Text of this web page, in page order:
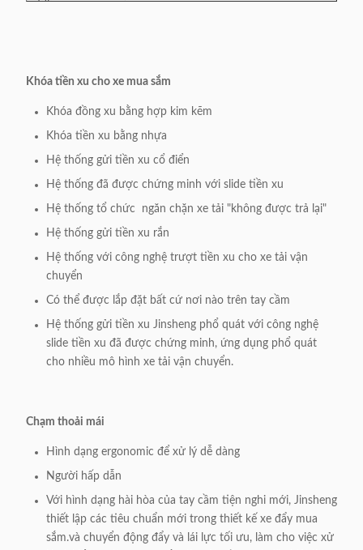
7.Lốp: 4" bánh PU đơn
8- Vật liệu: Thép:Q195& Nhựa
thích nghi:
Thị trường toàn cầu
10. Trolley Lock
Đồng hợp kim kẽm và nhựa PC có
11Khu vực in
logo:
Chọn tay cầm
12- Thêm phụ
kiện:
13.ODM và
Vâng.
Khóa tiền xu cho xe mua sắm
Khóa đồng xu bằng hợp kim kẽm
Khóa tiền xu bằng nhựa
Hệ thống gửi tiền xu cổ điển
Hệ thống đã được chứng minh với slide tiền xu
Hệ thống tổ chức ️ ngăn chặn xe tải "không được trả lại"
Hệ thống gửi tiền xu rắn
Hệ thống với công nghệ trượt tiền xu cho xe tải vận
chuyển
Có thể được lắp đặt bất cứ nơi nào trên tay cầm
Hệ thống gửi tiền xu Jinsheng phổ quát với công nghệ
slide tiền xu đã được chứng minh, ứng dụng phổ quát
cho nhiều mô hình xe tải vận chuyển.
Chạm thoải mái
Hình dạng ergonomic để xử lý dễ dàng
Người hấp dẫn
Với hình dạng hài hòa của tay cầm tiện nghi mới, Jinsheng
thiết lập các tiêu chuẩn mới trong thiết kế xe đẩy mua
sắm.và chuyển động đẩy và lái lực tối ưu, làm cho việc xử